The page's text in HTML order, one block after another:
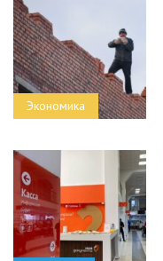
Экономика